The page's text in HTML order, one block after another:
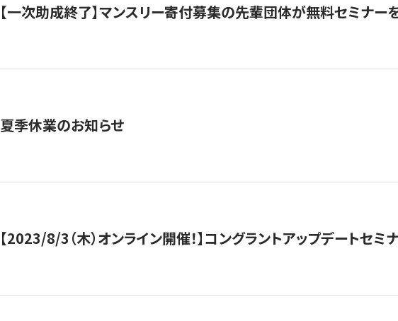
【一次助成終了】マンスリー寄付募集の先輩団体が無料セミナー
夏季休業のお知らせ
【2023/8/3（木）オンライン開催！】コングラントアップデートセ